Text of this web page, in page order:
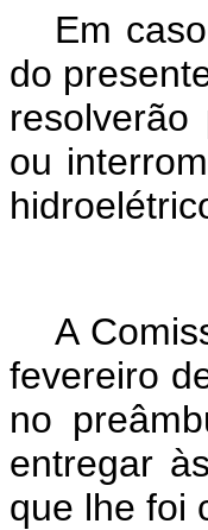
Em
do
ou
A
fevereiro
no
entregar
que lhe foi